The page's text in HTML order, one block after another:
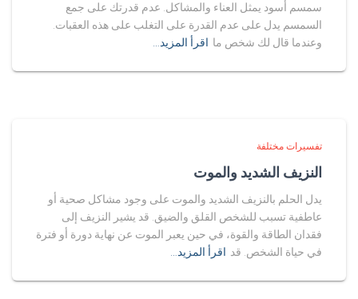
سمسم أسود يمثل العناء والمشاكل. عدم قدرتك على جمع
السمسم يدل على عدم القدرة على التغلب على هذه العقبات.
وعندما قال لك شخص ما اقرأ المزيد…
تفسيرات مختلفة
النزيف الشديد والموت
يدل الحلم بالنزيف الشديد والموت على وجود مشاكل صحية أو
عاطفية تسبب للشخص القلق والضيق. قد يشير النزيف إلى
فقدان الطاقة والقوة، في حين يعبر الموت عن نهاية دورة أو فترة
في حياة الشخص. قد اقرأ المزيد…